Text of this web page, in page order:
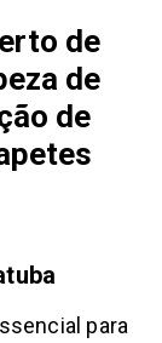
de
de
de
para